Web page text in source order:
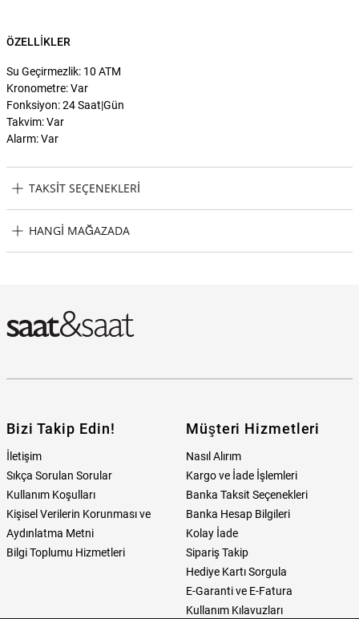
ÖZELLIKLER
Su Geçirmezlik: 10 ATM
Kronometre: Var
Fonksiyon: 24 Saat|Gün
Takvim: Var
Alarm: Var
TAKSIT SEÇENEKLERI
HANGI MAĞAZADA
Bizi Takip Edin!
İletişim
Sıkça Sorulan Sorular
Kullanım Koşulları
Kişisel Verilerin Korunması ve
Aydınlatma Metni
Bilgi Toplumu Hizmetleri
Müşteri Hizmetleri
Nasıl Alırım
Kargo ve İade İşlemleri
Banka Taksit Seçenekleri
Banka Hesap Bilgileri
Kolay İade
Sipariş Takip
Hediye Kartı Sorgula
E-Garanti ve E-Fatura
Kullanım Kılavuzları